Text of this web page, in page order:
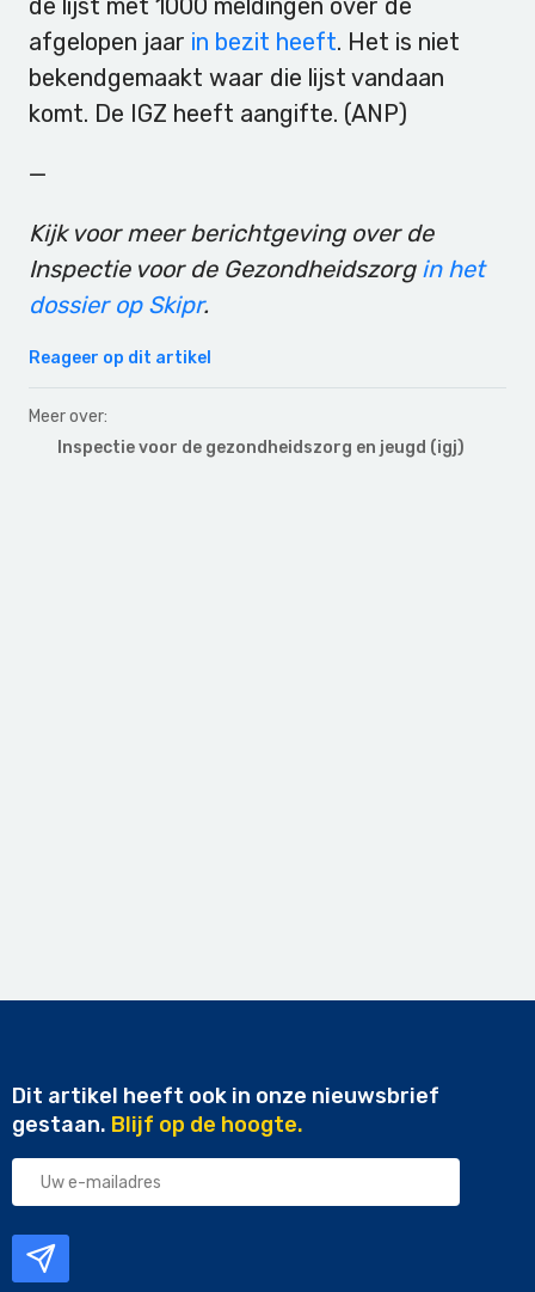
afgelopen jaar in bezit heeft. Het is niet
bekendgemaakt waar die lijst vandaan
komt. De IGZ heeft aangifte. (ANP)
—
Kijk voor meer berichtgeving over de
Inspectie voor de Gezondheidszorg in het
dossier op Skipr.
Reageer op dit artikel
Meer over:
Inspectie voor de gezondheidszorg en jeugd (igj)
Dit artikel heeft ook in onze nieuwsbrief
gestaan. Blijf op de hoogte.
Uw